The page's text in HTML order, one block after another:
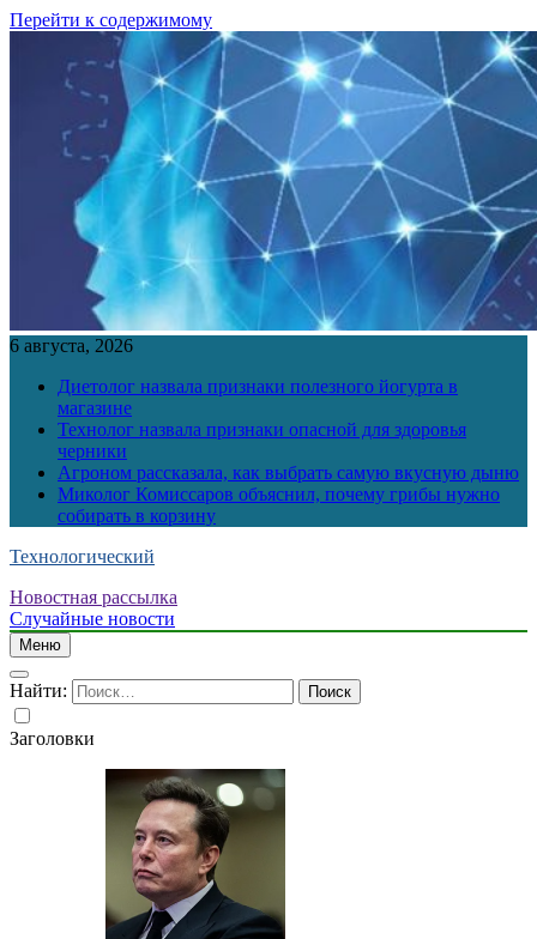
Перейти к содержимому
6 августа, 2026
Диетолог назвала признаки полезного йогурта в
магазине
Технолог назвала признаки опасной для здоровья
черники
Агроном рассказала, как выбрать самую вкусную дыню
Миколог Комиссаров объяснил, почему грибы нужно
собирать в корзину
Технологический
Новостная рассылка
Случайные новости
Меню
Найти:
Заголовки